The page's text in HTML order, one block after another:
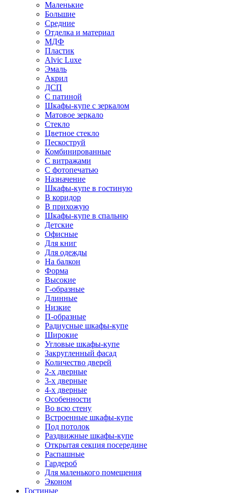
Маленькие
Большие
Средние
Отделка и материал
МДФ
Пластик
Alvic Luxe
Эмаль
Акрил
ДСП
С патиной
Шкафы-купе с зеркалом
Матовое зеркало
Стекло
Цветное стекло
Пескоструй
Комбинированные
С витражами
С фотопечатью
Назначение
Шкафы-купе в гостиную
В коридор
В прихожую
Шкафы-купе в спальню
Детские
Офисные
Для книг
Для одежды
На балкон
Форма
Высокие
Г-образные
Длинные
Низкие
П-образные
Радиусные шкафы-купе
Широкие
Угловые шкафы-купе
Закругленный фасад
Количество дверей
2-х дверные
3-х дверные
4-х дверные
Особенности
Во всю стену
Встроенные шкафы-купе
Под потолок
Раздвижные шкафы-купе
Открытая секция посередине
Распашные
Гардероб
Для маленького помещения
Эконом
Гостиные